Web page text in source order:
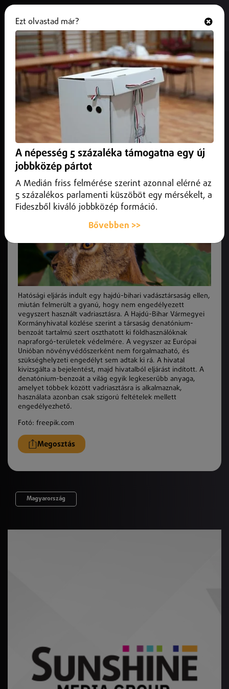
Vadriasztásra használhattak nem
engedélyezett szert
2026. június 12. Hajdú-Bihar vármegye
Hatósági eljárás indult egy hajdú-bihari vadásztársaság
vegyszert használt vadriasztásra.
Hatósági eljárás indult egy hajdú-bihari vadásztársaság ellen,
miután felmerült a gyanú, hogy nem engedélyezett
vegyszert használt vadriasztásra. A Hajdú-Bihar Vármegyei
Kormányhivatal közlése szerint a társaság denatónium-
benzoát tartalmú szert oszthatott ki földhasználóknak
napraforgó-területek védelmére. A vegyszer az Európai
Unióban növényvédőszerként nem forgalmazható, és
szükséghelyzeti engedélyt sem adtak ki rá. A hivatal
kivizsgálta a bejelentést, majd hivatalból eljárást indított. A
denatónium-benzoát a világ egyik legkeserűbb anyaga,
amelyet többek között vadriasztásra is alkalmaznak,
használata azonban csak szigorú feltételek mellett
engedélyezhető.
Fotó: freepik.com
Megosztás
Magyarország
Ezt olvastad már?
A népesség 5 százaléka támogatna egy új
jobbközép pártot
A Medián friss felmérése szerint azonnal elérné az
5 százalékos parlamenti küszöböt egy mérsékelt, a
Fideszből kiváló jobbközép formáció.
Bővebben >>